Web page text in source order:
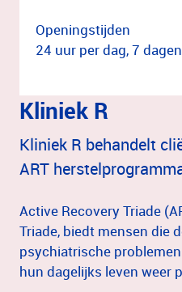
Openingstijden
24 uur per dag, 7
Kliniek R
Kliniek R behandelt
ART
Active Recovery Triade
Triade, biedt mensen die
psychiatrische
hun dagelijks leven weer